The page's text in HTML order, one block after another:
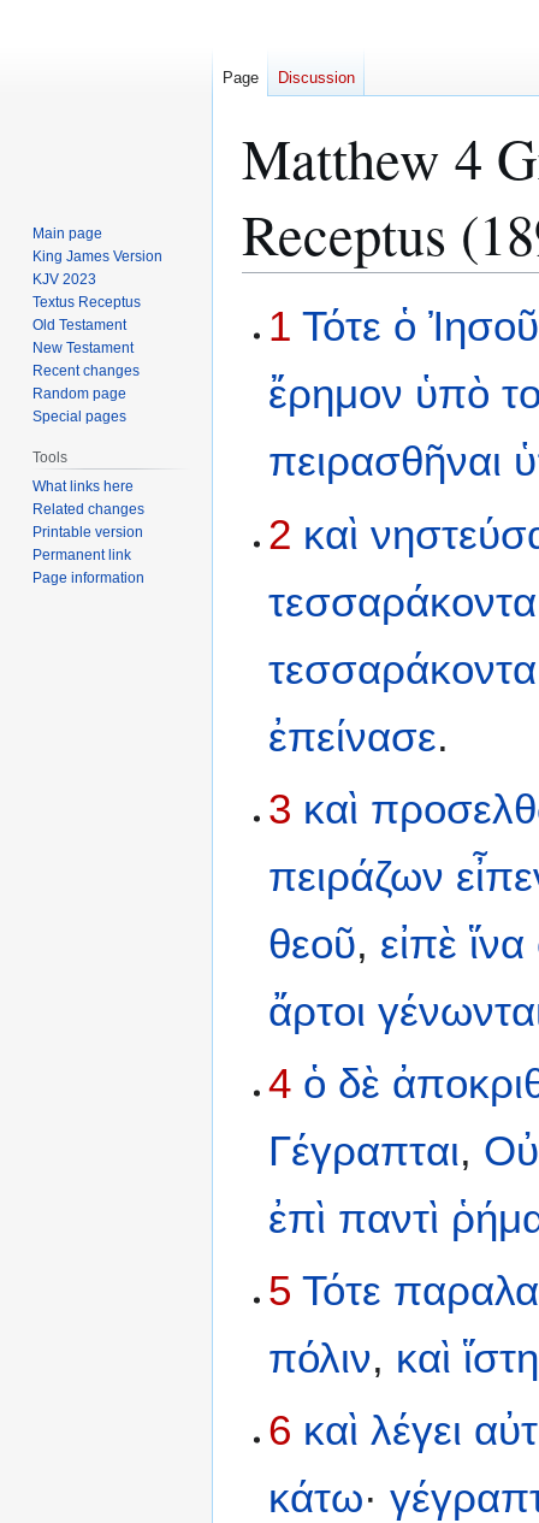
Matthew 4
Receptus
toto
1 Τότε ὁ
ἔρημον ὑπὸ
πειρασθῆναι
2 καὶ
τεσσαράκοντα
τεσσαράκοντα
ἐπείνασε.
3 καὶ
πειράζων
θεοῦ, εἰπὲ ἵνα
ἄρτοι
4 ὁ δὲ
Γέγραπται,
ἐπὶ παντὶ
5 Τότε
πόλιν, καὶ
6 καὶ λέγει
κάτω·
Page Discussion
Main page
King James Version
KJV 2023
Textus Receptus
Old Testament
New Testament
Recent changes
Random page
Special pages
Tools
What links here
Related changes
Printable version
Permanent link
Page information